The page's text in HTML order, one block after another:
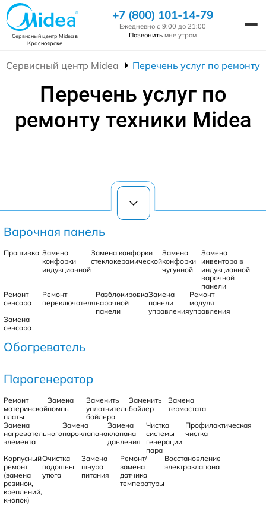
Сервисный центр Mideaв
Красноярске
+7 (800) 101-14-79
Ежедневно с 9:00 до 21:00
Позвонить мне утром
Сервисный центр Midea Перечень услуг по ремонту
Перечень услуг по
ремонту техники Midea
Варочная панель
Прошивка Замена
конфорки
индукционной
Замена конфорки
стеклокерамической
Замена
конфорки
чугунной
Замена
инвентора в
индукционной
варочной
панели
Ремонт
сенсора
Ремонт
переключателя
Разблокировка
варочной
панели
Замена
панели
управления
Ремонт
модуля
управления
Замена
сенсора
Обогреватель
Парогенератор
Ремонт
материнской
платы
Замена
помпы
Заменить
уплотнитель
бойлера
Заменить
бойлер
Замена
термостата
Замена
нагревательного
элемента
Замена
пароклапана
Замена
клапана
давления
Чистка
системы
генерации
пара
Профилактическая
чистка
Корпусный
ремонт
(замена
резинок,
креплений,
кнопок)
Очистка
подошвы
утюга
Замена
шнура
питания
Ремонт/
замена
датчика
температуры
Восстановление
электроклапана